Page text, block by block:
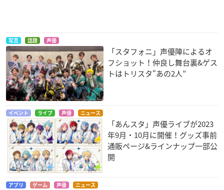
写真 話題 声優
「スタフォニ」声優陣によるオ
フショット！仲良し舞台裏&ゲス
トはトリスタ“あの2人”
イベント ライブ 声優 ニュース
「あんスタ」声優ライブが2023
年9月・10月に開催！グッズ事前
通販ページ&ラインナップ一部公
開
アプリ ゲーム 声優 ニュース